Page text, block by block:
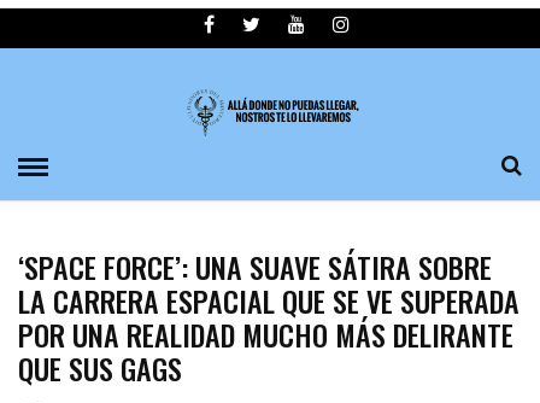
‘SPACE FORCE’: UNA SUAVE SÁTIRA SOBRE
LA CARRERA ESPACIAL QUE SE VE SUPERADA
POR UNA REALIDAD MUCHO MÁS DELIRANTE
QUE SUS GAGS